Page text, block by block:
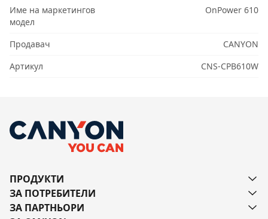
Име на маркетингов
модел
OnPower 610
Продавач
CANYON
Артикул
CNS-CPB610W
ПРОДУКТИ
ЗА ПОТРЕБИТЕЛИ
ЗА ПАРТНЬОРИ